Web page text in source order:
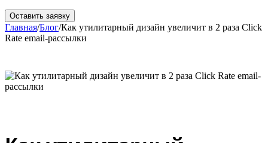
Оставить заявку
Главная/Блог/Как утилитарный дизайн увеличит в 2 раза Click
Rate email-рассылки